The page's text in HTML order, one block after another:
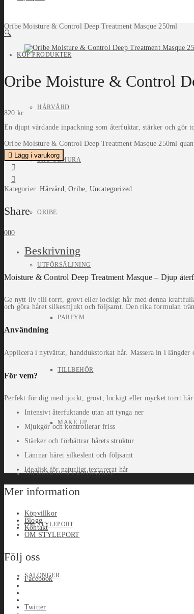
KÖP PRODUKTER
HÅRVÅRD
SHU UEMURA
ORIBE
UTFÖRSÄLJNING
PARFYM
TILLBEHÖR
MAKE-UP
TRENDER OCH INSPIRATION
OM STYLEPORT
SALONGER
Oribe Moisture & Control Deep Treatment Masque 250ml
🔍
Oribe Moisture & Control
820 kr
En djupt vårdande inpackning som återfuktar, stärker och
Oribe Moisture & Control Deep Treatment Masque 250ml
Lägg i varukorg
Kategorier:Hårvård,Oribe, Uncategorized
Share
000
Beskrivning
Moisture & Control Deep Treatment Masque – Djup
Ge nytt liv till torrt, grovt eller lockigt hår med denna
och göra håret silkesmjukt och följsamt. Den rika formulan
Användning
Applicera i nytvättat, handdukstorkat hår. Massera in i
För vem?
Perfekt för dig med tjockt, grovt, lockigt eller mycket torrt
Intensivt återfuktande utan att tynga ner
Mjukgör och kontrollerar friss
Stärker och förbättrar hårets struktur
Lämnar håret silkeslent och följsamt
Idealisk för naturligt texturerat hår
Mer information
Köpvillkor
Blogg
Kontakt
OM STYLEPORT
Följ oss
Facebook
Twitter